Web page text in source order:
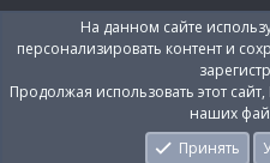
На данном сайте
персонализировать контент и
Продолжая использовать этот
наших
Принять